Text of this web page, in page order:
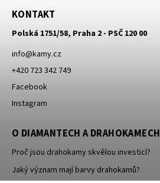
KONTAKT
Polská 1751/58, Praha 2 - PSČ 120 00
info@kamy.cz
+420 723 342 749
Facebook
Instagram
O DIAMANTECH A DRAHOKAMECH
Proč jsou drahokamy skvělou investicí?
Jaký význam mají barvy drahokamů?